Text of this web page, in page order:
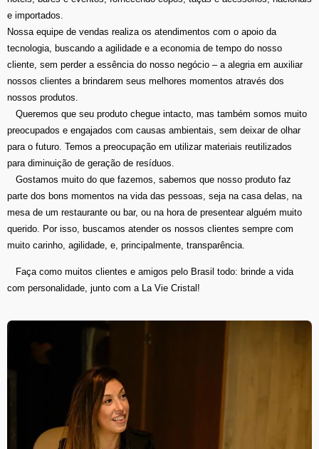
e importados.
Nossa equipe de vendas realiza os atendimentos com o apoio da
tecnologia, buscando a agilidade e a economia de tempo do nosso
cliente, sem perder a essência do nosso negócio – a alegria em auxiliar
nossos clientes a brindarem seus melhores momentos através dos
nossos produtos.
Queremos que seu produto chegue intacto, mas também somos muito
preocupados e engajados com causas ambientais, sem deixar de olhar
para o futuro. Temos a preocupação em utilizar materiais reutilizados
para diminuição de geração de resíduos.
Gostamos muito do que fazemos, sabemos que nosso produto faz
parte dos bons momentos na vida das pessoas, seja na casa delas, na
mesa de um restaurante ou bar, ou na hora de presentear alguém muito
querido. Por isso, buscamos atender os nossos clientes sempre com
muito carinho, agilidade, e, principalmente, transparência.
Faça como muitos clientes e amigos pelo Brasil todo: brinde a vida
com personalidade, junto com a La Vie Cristal!